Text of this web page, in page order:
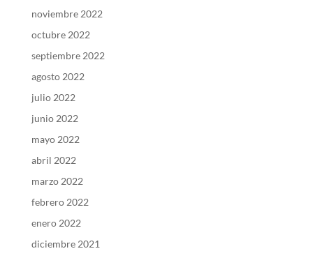
noviembre 2022
octubre 2022
septiembre 2022
agosto 2022
julio 2022
junio 2022
mayo 2022
abril 2022
marzo 2022
febrero 2022
enero 2022
diciembre 2021